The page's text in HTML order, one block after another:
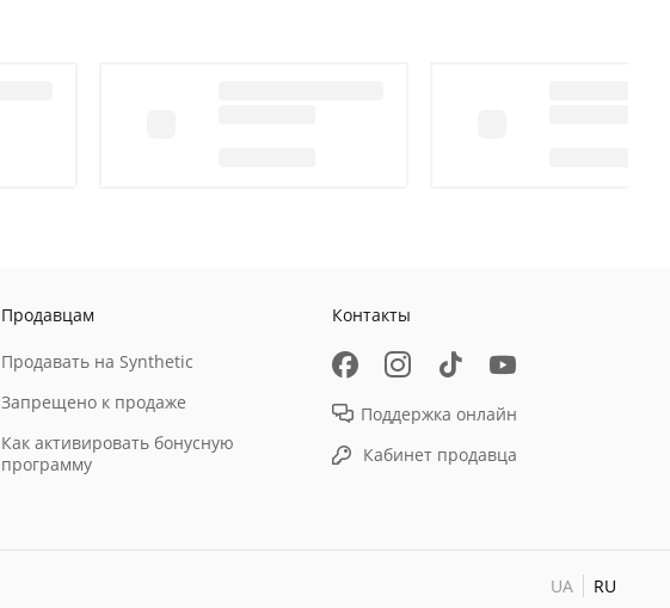
Продавцам
Продавать на Synthetic
Запрещено к продаже
Как активировать бонусную
программу
Контакты
Поддержка онлайн
Кабинет продавца
UA RU